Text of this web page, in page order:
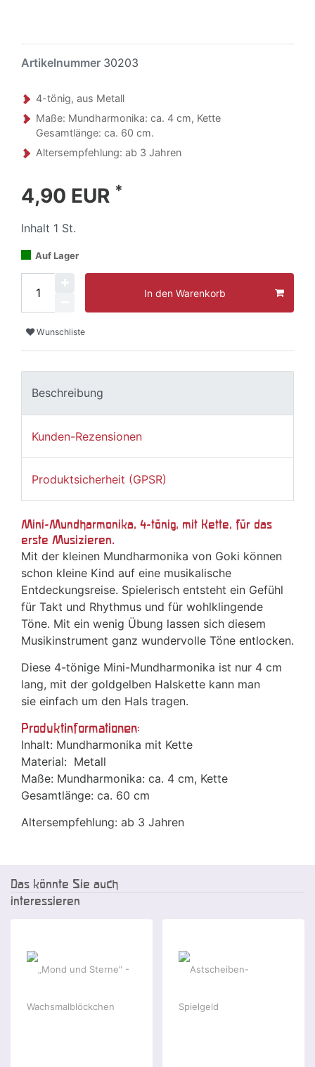
Artikelnummer 30203
4-tönig, aus Metall
Maße: Mundharmonika: ca. 4 cm, Kette
Gesamtlänge: ca. 60 cm.
Altersempfehlung: ab 3 Jahren
4,90 EUR *
Inhalt 1 St.
Auf Lager
In den Warenkorb
Wunschliste
Beschreibung
Kunden-Rezensionen
Produktsicherheit (GPSR)
Mini-Mundharmonika, 4-tönig, mit Kette, für das
erste Musizieren.
Mit der kleinen Mundharmonika von Goki können
schon kleine Kind auf eine musikalische
Entdeckungsreise. Spielerisch entsteht ein Gefühl
für Takt und Rhythmus und für wohlklingende
Töne. Mit ein wenig Übung lassen sich diesem
Musikinstrument ganz wundervolle Töne entlocken.
Diese 4-tönige Mini-Mundharmonika ist nur 4 cm
lang, mit der goldgelben Halskette kann man
sie einfach um den Hals tragen.
Produktinformationen:
Inhalt: Mundharmonika mit Kette
Material: Metall
Maße: Mundharmonika: ca. 4 cm, Kette
Gesamtlänge: ca. 60 cm
Altersempfehlung: ab 3 Jahren
Das könnte Sie auch
interessieren